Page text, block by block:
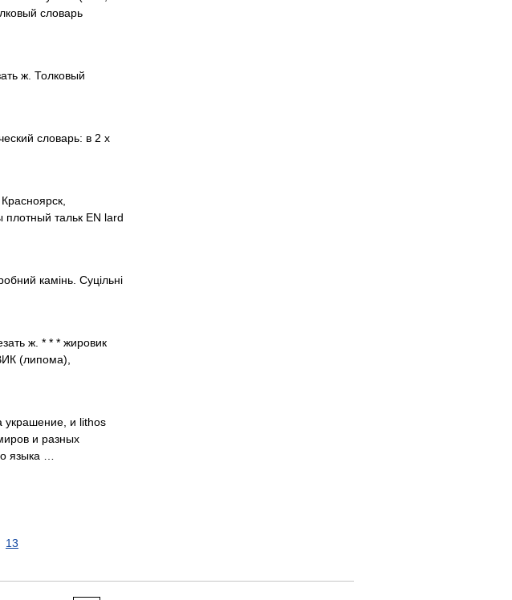
словарь
ж. Толковый
словарь: в 2 х
тальк EN lard
камінь. Суцільні
ж. * * * жировик
(липома),
и lithos
и разных
языка …
13